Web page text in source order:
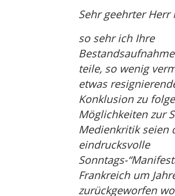
Sehr geehrter Herr
so sehr ich Ihre
teile, so wenig
etwas
Konklusion zu
Möglichkeiten zur
Medienkritik seien
eindrucksvolle
Sonntags-
Frankreich um
zurückgeworfen